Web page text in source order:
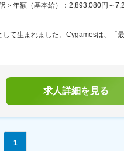
＞年額（基本給）：2,893,080円～
て生まれました。Cygamesは、「
求人詳細を見る
1